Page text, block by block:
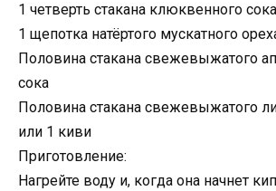
1 четверть стакана клюквенного сока
1 щепотка натёртого мускатного
Половина стакана свежевыжатого
сока
Половина стакана свежевыжатого
или 1 киви
Приготовление:
Нагрейте воду и, когда она начнет